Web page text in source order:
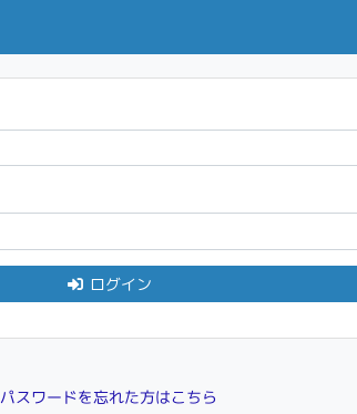
ログイン
パスワードを忘れた方はこちら